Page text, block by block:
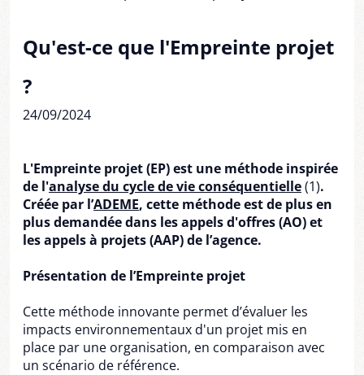
Qu'est-ce que l'Empreinte projet
?
24/09/2024
L'Empreinte projet (EP) est une méthode inspirée
de l'analyse du cycle de vie conséquentielle(1).
Créée par l’ADEME, cette méthode est de plus en
plus demandée dans les appels d'offres (AO) et
les appels à projets (AAP) de l’agence.
Présentation de l’Empreinte projet
Cette méthode innovante permet d’évaluer les
impacts environnementaux d'un projet mis en
place par une organisation, en comparaison avec
un scénario de référence.